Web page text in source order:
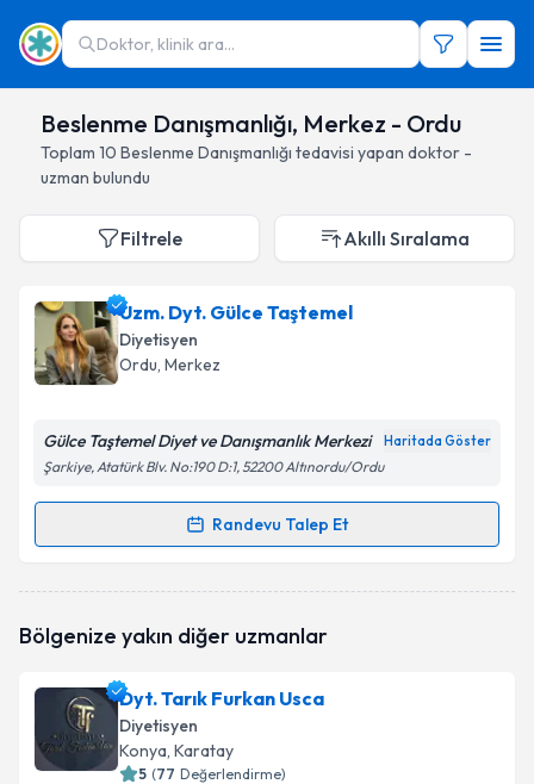
Doktor, klinik ara...
Beslenme Danışmanlığı, Merkez - Ordu
Toplam 10 Beslenme Danışmanlığı tedavisi yapan doktor -
uzman bulundu
Filtrele Akıllı Sıralama
Uzm. Dyt. Gülce Taştemel
Diyetisyen
Ordu, Merkez
Gülce Taştemel Diyet ve Danışmanlık Merkezi Haritada Göster
Şarkiye, Atatürk Blv. No:190 D:1, 52200 Altınordu/Ordu
Randevu Talep Et
Randevu Takvimi Talebi
talebi oluşturun. Size bu uzmandan randevu almanız
bilgilendireceğiz.
E-posta Adresiniz
Bölgenize yakın diğer uzmanlar
Dyt. Tarık Furkan Usca
Diyetisyen
Konya, Karatay
5 (77 Değerlendirme)